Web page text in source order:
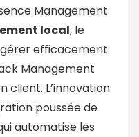
Management
local, le
efficacement
Management
client. L’innovation
poussée de
automatise les